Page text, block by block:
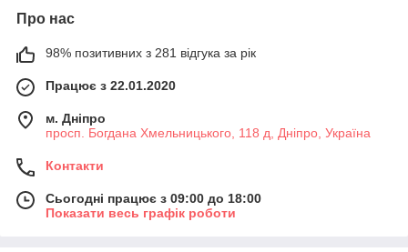
Про нас
98% позитивних з 281 відгука за рік
Працює з 22.01.2020
м. Дніпро
просп. Богдана Хмельницького, 118 д, Дніпро, Україна
Контакти
Сьогодні працює з 09:00 до 18:00
Показати весь графік роботи